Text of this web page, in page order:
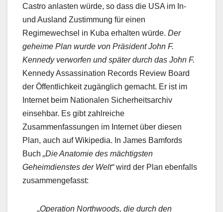
Castro anlasten würde, so dass die USA im In-
und Ausland Zustimmung für einen
Regimewechsel in Kuba erhalten würde. Der
geheime Plan wurde von Präsident John F.
Kennedy verworfen und später durch das John F.
Kennedy Assassination Records Review Board
der Öffentlichkeit zugänglich gemacht. Er ist im
Internet beim Nationalen Sicherheitsarchiv
einsehbar. Es gibt zahlreiche
Zusammenfassungen im Internet über diesen
Plan, auch auf Wikipedia. In James Bamfords
Buch „Die Anatomie des mächtigsten
Geheimdienstes der Welt“wird der Plan ebenfalls
zusammengefasst:
„Operation Northwoods, die durch den